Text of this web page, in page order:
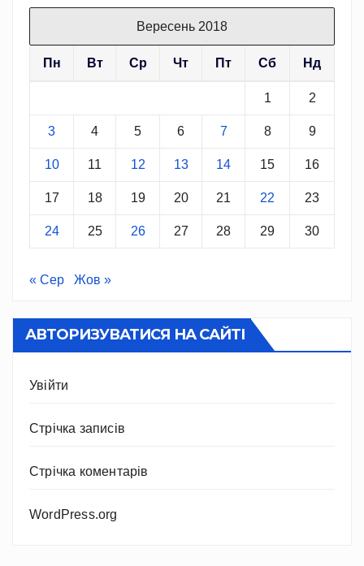
Вересень 2018
Пн Вт Ср Чт Пт Сб Нд
1 2
3 4 5 6 7 8 9
10 11 12 13 14 15 16
17 18 19 20 21 22 23
24 25 26 27 28 29 30
« Сер Жов »
АВТОРИЗУВАТИСЯ НА САЙТІ
Увійти
Стрічка записів
Стрічка коментарів
WordPress.org